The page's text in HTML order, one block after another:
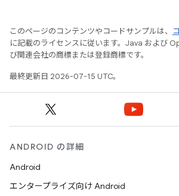
このページのコンテンツやコードサンプルは、
に記載のライセンスに従います。Java および
び関連会社の商標または登録商標です。
最終更新日 2026-07-15 UTC。
ANDROID の詳細
Android
エンタープライズ向け Android